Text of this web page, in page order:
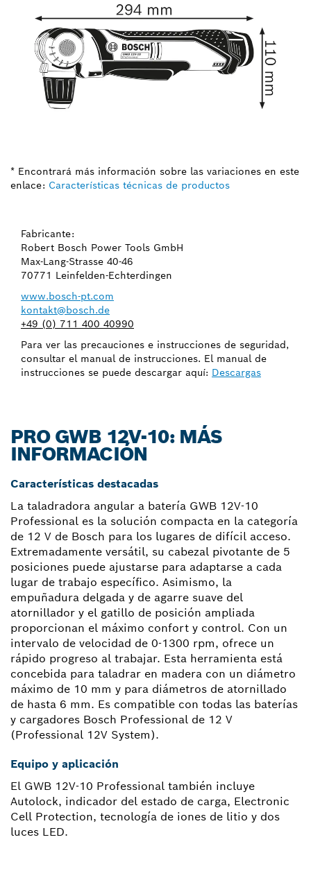
* Encontrará más información sobre las variaciones en este
enlace: Características técnicas de productos
Fabricante:
Robert Bosch Power Tools GmbH
Max-Lang-Strasse 40-46
70771 Leinfelden-Echterdingen
www.bosch-pt.com
kontakt@bosch.de
+49 (0) 711 400 40990
Para ver las precauciones e instrucciones de seguridad,
consultar el manual de instrucciones. El manual de
instrucciones se puede descargar aquí: Descargas
PRO GWB 12V-10: MÁS
INFORMACIÓN
Características destacadas
La taladradora angular a batería GWB 12V-10
Professional es la solución compacta en la categoría
de 12 V de Bosch para los lugares de difícil acceso.
Extremadamente versátil, su cabezal pivotante de 5
posiciones puede ajustarse para adaptarse a cada
lugar de trabajo específico. Asimismo, la
empuñadura delgada y de agarre suave del
atornillador y el gatillo de posición ampliada
proporcionan el máximo confort y control. Con un
intervalo de velocidad de 0-1300 rpm, ofrece un
rápido progreso al trabajar. Esta herramienta está
concebida para taladrar en madera con un diámetro
máximo de 10 mm y para diámetros de atornillado
de hasta 6 mm. Es compatible con todas las baterías
y cargadores Bosch Professional de 12 V
(Professional 12V System).
Equipo y aplicación
El GWB 12V-10 Professional también incluye
Autolock, indicador del estado de carga, Electronic
Cell Protection, tecnología de iones de litio y dos
luces LED.